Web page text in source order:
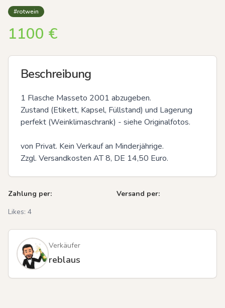
#rotwein
1100 €
Beschreibung
1 Flasche Masseto 2001 abzugeben.
Zustand (Etikett, Kapsel, Füllstand) und Lagerung
perfekt (Weinklimaschrank) - siehe Originalfotos.
von Privat. Kein Verkauf an Minderjährige.
Zzgl. Versandkosten AT 8, DE 14,50 Euro.
Zahlung per:
Versand per:
Likes: 4
Verkäufer
reblaus